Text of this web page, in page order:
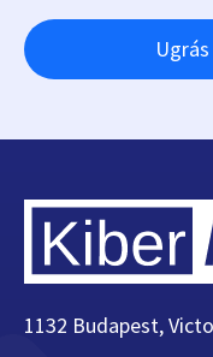
1132 Budapest,